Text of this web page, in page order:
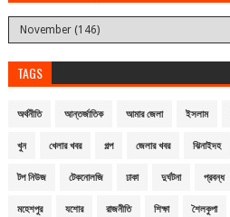
TAGS
অর্থনীতি আন্তর্জাতিক আমার জেলা ইসলাম
খুন খেলার খবর গল্প জেলার খবর ঝিনাইদহ
টপ নিউজ টেকনোলজি ঢাকা দুর্ঘটনা প্রবন্ধ
মহেশপুর যশোর রাজনীতি শিক্ষা শৈলকুপা